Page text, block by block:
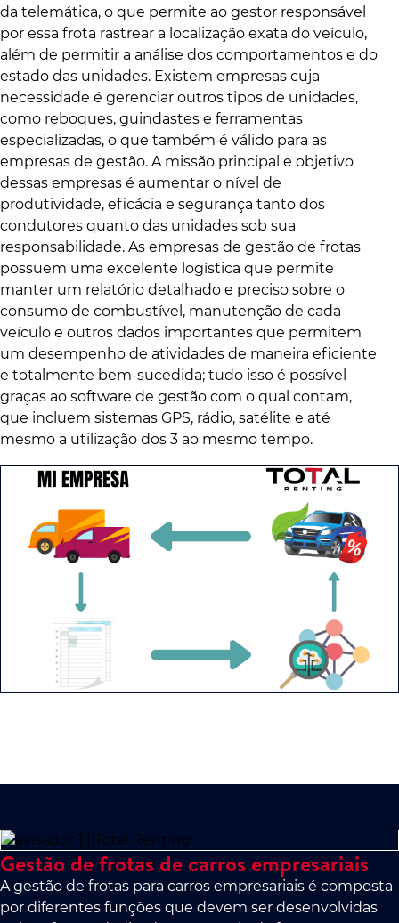
da telemática, o que permite ao gestor responsável
por essa frota rastrear a localização exata do veículo,
além de permitir a análise dos comportamentos e do
estado das unidades. Existem empresas cuja
necessidade é gerenciar outros tipos de unidades,
como reboques, guindastes e ferramentas
especializadas, o que também é válido para as
empresas de gestão. A missão principal e objetivo
dessas empresas é aumentar o nível de
produtividade, eficácia e segurança tanto dos
condutores quanto das unidades sob sua
responsabilidade. As empresas de gestão de frotas
possuem uma excelente logística que permite
manter um relatório detalhado e preciso sobre o
consumo de combustível, manutenção de cada
veículo e outros dados importantes que permitem
um desempenho de atividades de maneira eficiente
e totalmente bem-sucedida; tudo isso é possível
graças ao software de gestão com o qual contam,
que incluem sistemas GPS, rádio, satélite e até
mesmo a utilização dos 3 ao mesmo tempo.
Gestão de frotas de carros empresariais
A gestão de frotas para carros empresariais é composta
por diferentes funções que devem ser desenvolvidas